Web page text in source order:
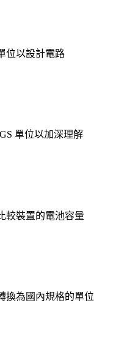
位以設計電路
單位以加深理解
較裝置的電池容量
換為國內規格的單位